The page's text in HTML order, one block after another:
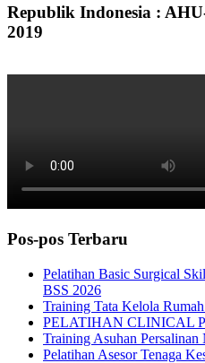
Republik Indonesia :
2019
Pos-pos Terbaru
Pelatihan Basic Surgical
BSS 2026
Training Tata Kelola
PELATIHAN CLINICAL
Training Asuhan
Pelatihan Asesor Tenaga